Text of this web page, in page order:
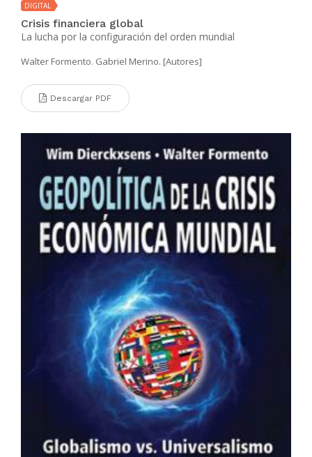
DIGITAL
Crisis financiera global
La lucha por la configuración del orden mundial
Walter Formento. Gabriel Merino. [Autores]
Descargar PDF